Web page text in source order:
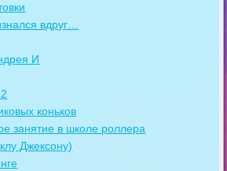
вдруг…
И
коньков
занятие в школе роллера
Джексону)